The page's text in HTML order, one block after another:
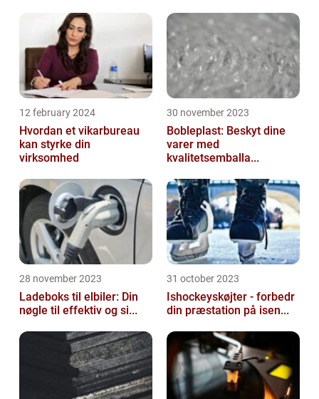
12 february 2024
Hvordan et vikarbureau
kan styrke din
virksomhed
30 november 2023
Bobleplast: Beskyt dine
varer med
kvalitetsemballa...
28 november 2023
Ladeboks til elbiler: Din
nøgle til effektiv og si...
31 october 2023
Ishockeyskøjter - forbedr
din præstation på isen...